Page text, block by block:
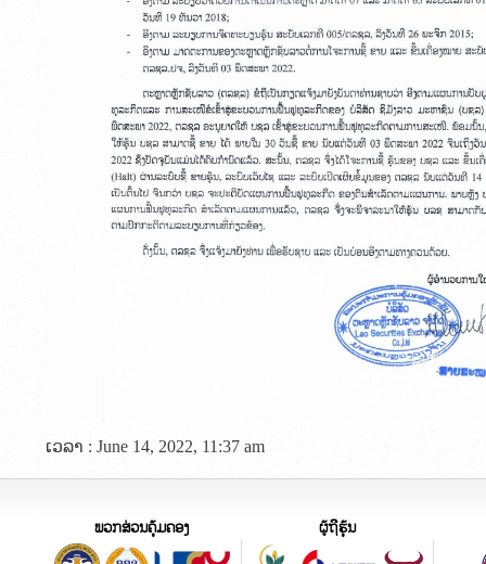
ເວລາ : June 14, 2022, 11:37 am
ພວກສ່ວນຄຸ້ມຄອງ ຜູ້ຖືຮຸ້ນ